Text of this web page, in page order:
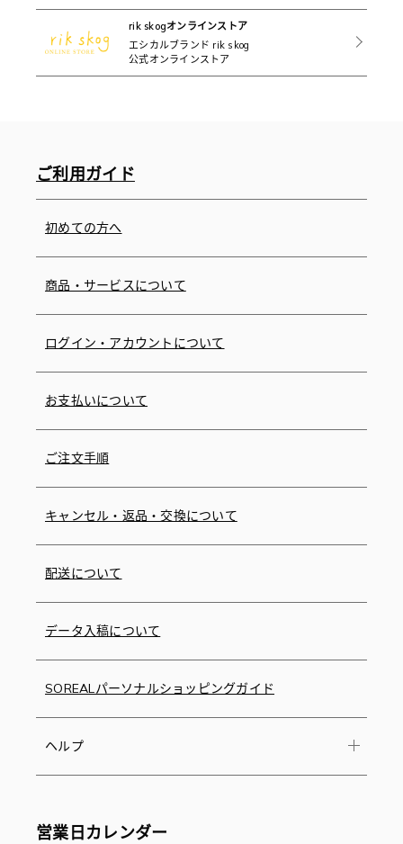
rik skogオンラインストア
エシカルブランド rik skog
公式オンラインストア
ご利用ガイド
初めての方へ
商品・サービスについて
ログイン・アカウントについて
お支払いについて
ご注文手順
キャンセル・返品・交換について
配送について
データ入稿について
SOREALパーソナルショッピングガイド
ヘルプ
営業日カレンダー